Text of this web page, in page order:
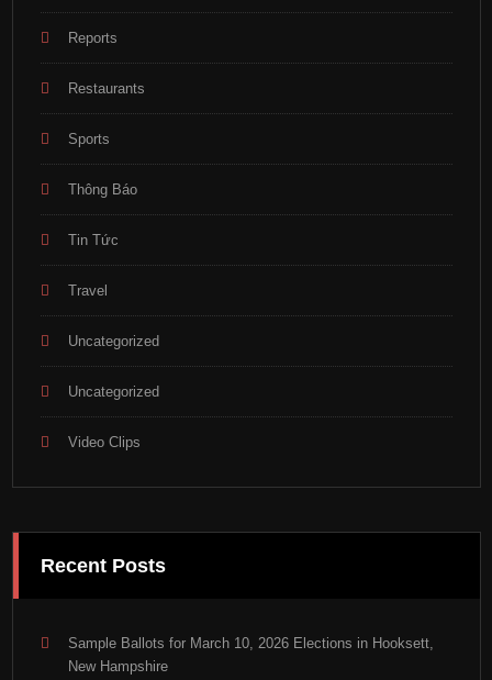
Reports
Restaurants
Sports
Thông Báo
Tin Tức
Travel
Uncategorized
Uncategorized
Video Clips
Recent Posts
Sample Ballots for March 10, 2026 Elections in Hooksett,
New Hampshire